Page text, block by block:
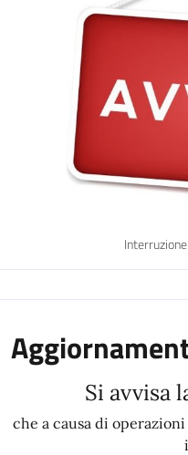
Si avvisa
che a causa di